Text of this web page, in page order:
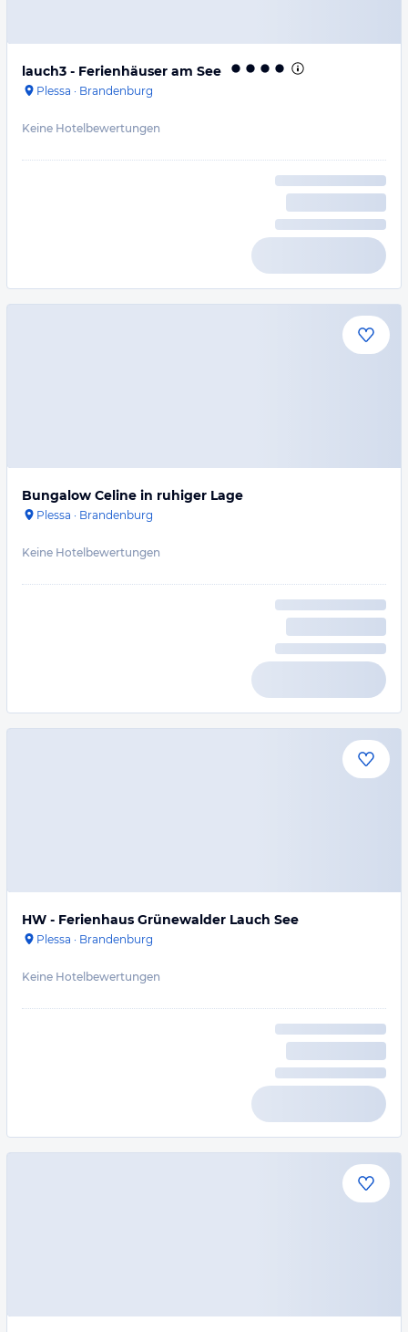
lauch3 - Ferienhäuser am See
Plessa · Brandenburg
Keine Hotelbewertungen
Bungalow Celine in ruhiger Lage
Plessa · Brandenburg
Keine Hotelbewertungen
HW - Ferienhaus Grünewalder Lauch See
Plessa · Brandenburg
Keine Hotelbewertungen